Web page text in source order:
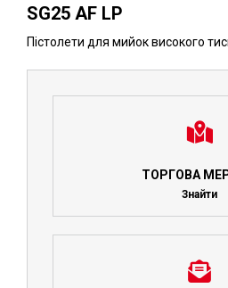
SG25 AF LP
Пістолети для мийок високого
ТОРГОВА
Знайти